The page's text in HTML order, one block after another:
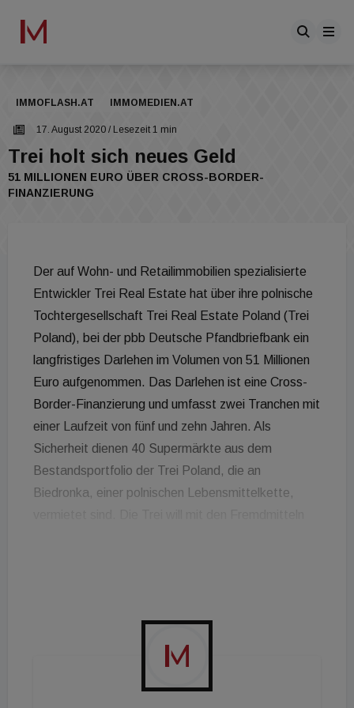
IMMOFLASH.AT IMMOMEDIEN.AT
17. August 2020 / Lesezeit 1 min
Trei holt sich neues Geld
51 MILLIONEN EURO ÜBER CROSS-BORDER-
FINANZIERUNG
Der auf Wohn- und Retailimmobilien spezialisierte
Entwickler Trei Real Estate hat über ihre polnische
Tochtergesellschaft Trei Real Estate Poland (Trei
Poland), bei der pbb Deutsche Pfandbriefbank ein
langfristiges Darlehen im Volumen von 51 Millionen
Euro aufgenommen. Das Darlehen ist eine Cross-
Border-Finanzierung und umfasst zwei Tranchen mit
einer Laufzeit von fünf und zehn Jahren. Als
Sicherheit dienen 40 Supermärkte aus dem
Bestandsportfolio der Trei Poland, die an
Biedronka, einer polnischen Lebensmittelkette,
Grundschulden und Mieteinnahmen besichert ist.
Die 40 Immobilien waren bislang frei von Krediten -
entweder weil sie seit der letzten
Finanzierungsrunde neu erbaut wurden oder alte